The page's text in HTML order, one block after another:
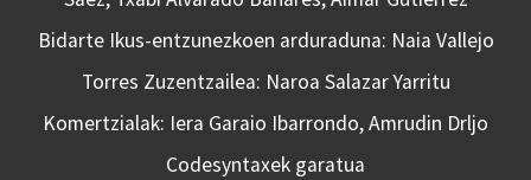
Bidarte Ikus-entzunezkoen arduraduna: Naia Vallejo
Torres Zuzentzailea: Naroa Salazar Yarritu
Komertzialak: Iera Garaio Ibarrondo, Amrudin Drljo
Codesyntaxek garatua